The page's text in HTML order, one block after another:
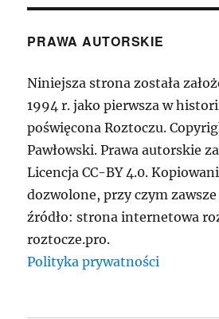
PRAWA AUTORSKIE
Niniejsza strona została
1994 r. jako pierwsza w
poświęcona Roztoczu.
Pawłowski. Prawa autorskie
Licencja CC-BY 4.0.
dozwolone, przy czym
źródło: strona internetowa
roztocze.pro.
Polityka prywatności